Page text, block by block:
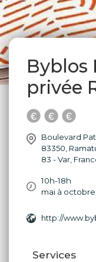
Byblos
privée
Boulevard
83350,
83 - Var,
10h-18h
mai à octobre
http://
Services